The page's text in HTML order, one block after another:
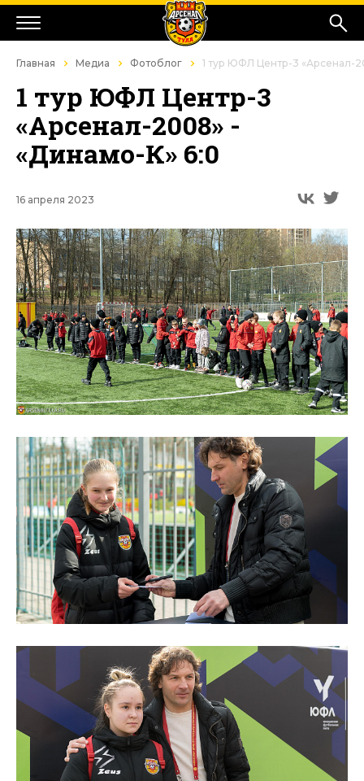
Главная Медиа Фотоблог 1 тур ЮФЛ Центр-3 «Арсенал-
1 тур ЮФЛ Центр-3
«Арсенал-2008» -
«Динамо-К» 6:0
16 апреля 2023